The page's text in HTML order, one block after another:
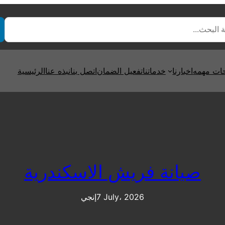
الرئيسيةنبذه عنااتصل بناتفعيل الضمانخدماتنا اخبارنامهمه
صيانة فريش الاسكندرية
إنجي7 July، 2026